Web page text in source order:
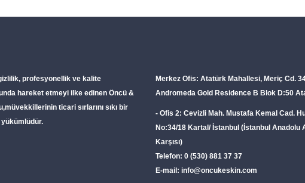
profesyonellik ve kalite
hareket etmeyi ilke edinen Öncü &
,müvekkillerinin ticari sırlarını sıkı bir
Merkez Ofis: Atatürk Mahallesi, Meriç Cd.
Andromeda Gold Residence B Blok D:50
- Ofis 2: Cevizli Mah. Mustafa Kemal Cad.
No:34/18 Kartal/ İstanbul (İstanbul Anadolu
Karşısı)
Telefon: 0 (530) 881 37 37
E-mail: info@oncukeskin.com